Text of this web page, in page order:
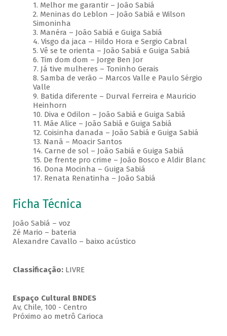
1. Melhor me garantir – João Sabiá
2. Meninas do Leblon – João Sabiá e Wilson
Simoninha
3. Manéra – João Sabiá e Guiga Sabiá
4. Visgo da jaca – Hildo Hora e Sergio Cabral
5. Vê se te orienta – João Sabiá e Guiga Sabiá
6. Tim dom dom – Jorge Ben Jor
7. Já tive mulheres – Toninho Gerais
8. Samba de verão – Marcos Valle e Paulo Sérgio
Valle
9. Batida diferente – Durval Ferreira e Mauricio
Heinhorn
10. Diva e Odilon – João Sabiá e Guiga Sabiá
11. Mãe Alice – João Sabiá e Guiga Sabiá
12. Coisinha danada – João Sabiá e Guiga Sabiá
13. Nanã – Moacir Santos
14. Carne de sol – João Sabiá e Guiga Sabiá
15. De frente pro crime – João Bosco e Aldir Blanc
16. Dona Mocinha – Guiga Sabiá
17. Renata Renatinha – João Sabiá
Ficha Técnica
João Sabiá – voz
Zé Mario – bateria
Alexandre Cavallo – baixo acústico
Classificação: LIVRE
Espaço Cultural BNDES
Av, Chile, 100 - Centro
Próximo ao metrô Carioca